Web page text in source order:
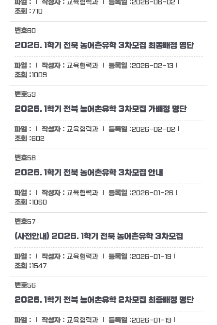
교육협력과
2026-06-02
710
60
2026. 1학기 전북 농어촌유학 3차모집 최종배정 명단
교육협력과
2026-02-13
1009
59
2026. 1학기 전북 농어촌유학 3차모집 가배정 명단
교육협력과
2026-02-02
602
58
2026. 1학기 전북 농어촌유학 3차모집 안내
교육협력과
2026-01-26
1060
57
(사전안내) 2026. 1학기 전북 농어촌유학 3차모집
교육협력과
2026-01-19
1547
56
2026. 1학기 전북 농어촌유학 2차모집 최종배정 명단
교육협력과
2026-01-19